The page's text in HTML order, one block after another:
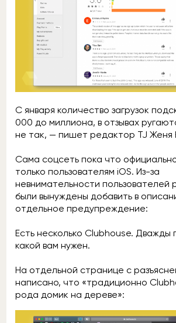
С января количество загрузок
000 до миллиона, в отзывах
не так, — пишет редактор TJ Женя
Сама соцсеть пока что
только пользователям iOS. Из-за
невнимательности пользователей
были вынуждены добавить в
отдельное предупреждение:
Есть несколько Clubhouse. Дважды
какой вам нужен.
На отдельной странице с
написано, что «традиционно
рода домик на дереве»: